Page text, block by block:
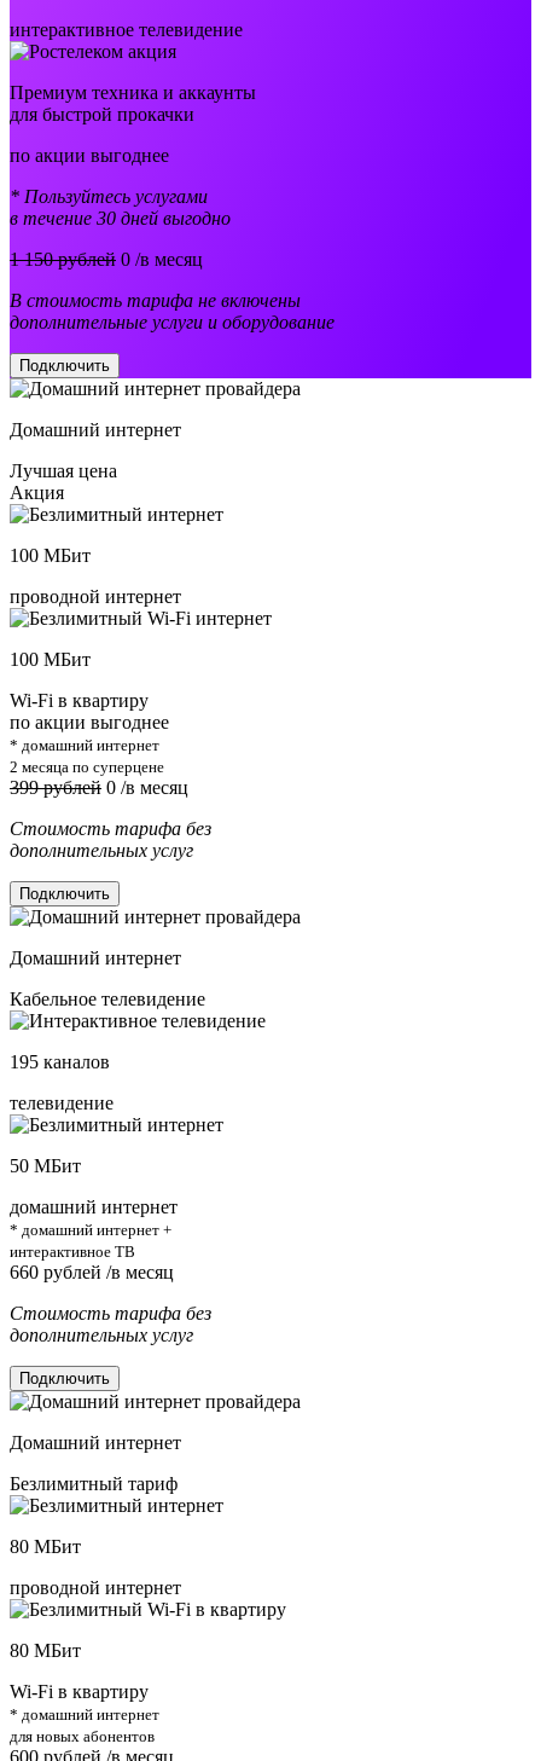
интерактивное телевидение
Премиум техника и аккаунты
для быстрой прокачки
по акции выгоднее
* Пользуйтесь услугами
в течение 30 дней выгодно
1 150 рублей 0 /в месяц
В стоимость тарифа не включены
дополнительные услуги и оборудование
Подключить
Домашний интернет
Лучшая цена
Акция
100 МБит
проводной интернет
100 МБит
Wi-Fi в квартиру
по акции выгоднее
* домашний интернет
2 месяца по суперцене
399 рублей 0 /в месяц
Стоимость тарифа без
дополнительных услуг
Подключить
Домашний интернет
Кабельное телевидение
195 каналов
телевидение
50 МБит
домашний интернет
* домашний интернет +
интерактивное ТВ
660 рублей /в месяц
Стоимость тарифа без
дополнительных услуг
Подключить
Домашний интернет
Безлимитный тариф
80 МБит
проводной интернет
80 МБит
Wi-Fi в квартиру
* домашний интернет
для новых абонентов
600 рублей /в месяц